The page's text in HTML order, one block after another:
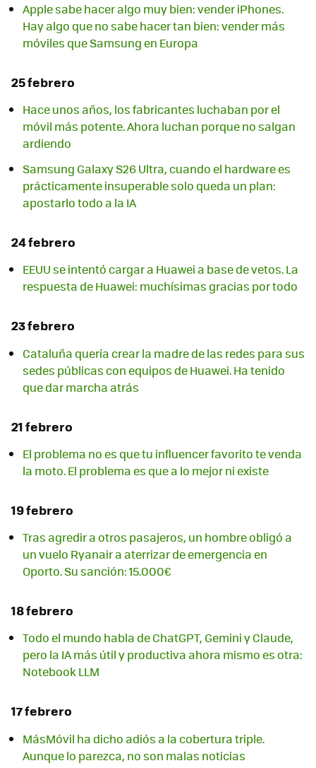
Apple sabe hacer algo muy bien: vender iPhones.
Hay algo que no sabe hacer tan bien: vender más
móviles que Samsung en Europa
25 febrero
Hace unos años, los fabricantes luchaban por el
móvil más potente. Ahora luchan porque no salgan
ardiendo
Samsung Galaxy S26 Ultra, cuando el hardware es
prácticamente insuperable solo queda un plan:
apostarlo todo a la IA
24 febrero
EEUU se intentó cargar a Huawei a base de vetos. La
respuesta de Huawei: muchísimas gracias por todo
23 febrero
Cataluña quería crear la madre de las redes para sus
sedes públicas con equipos de Huawei. Ha tenido
que dar marcha atrás
21 febrero
El problema no es que tu influencer favorito te venda
la moto. El problema es que a lo mejor ni existe
19 febrero
Tras agredir a otros pasajeros, un hombre obligó a
un vuelo Ryanair a aterrizar de emergencia en
Oporto. Su sanción: 15.000€
18 febrero
Todo el mundo habla de ChatGPT, Gemini y Claude,
pero la IA más útil y productiva ahora mismo es otra:
Notebook LLM
17 febrero
MásMóvil ha dicho adiós a la cobertura triple.
Aunque lo parezca, no son malas noticias